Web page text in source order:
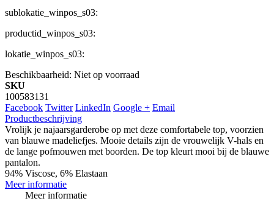
sublokatie_winpos_s03:
productid_winpos_s03:
lokatie_winpos_s03:
Beschikbaarheid: Niet op voorraad
SKU
100583131
Facebook Twitter LinkedIn Google + Email
Productbeschrijving
Vrolijk je najaarsgarderobe op met deze comfortabele top, voorzien
van blauwe madeliefjes. Mooie details zijn de vrouwelijk V-hals en
de lange pofmouwen met boorden. De top kleurt mooi bij de blauwe
pantalon.
94% Viscose, 6% Elastaan
Meer informatie
Meer informatie